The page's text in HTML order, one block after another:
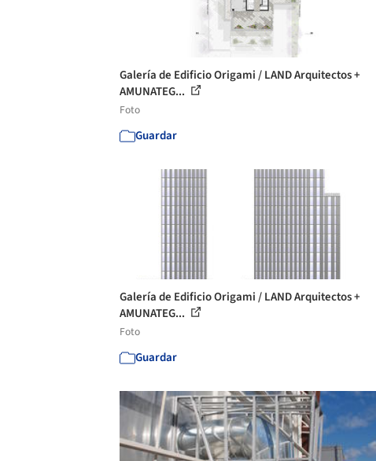
Galería de Edificio Origami / LAND Arquitectos +
AMUNATEG...
Foto
Guardar
Galería de Edificio Origami / LAND Arquitectos +
AMUNATEG...
Foto
Guardar